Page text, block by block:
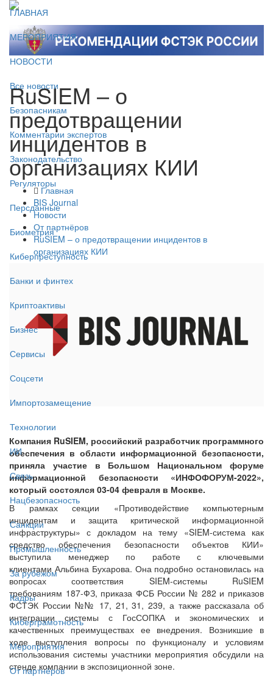
ГЛАВНАЯ
МЕРОПРИЯТИЯ
НОВОСТИ
Все новости
Безопасникам
Комментарии экспертов
Законодательство
Регуляторы
Персданные
Биометрия
Киберпреступность
Банки и финтех
Криптоактивы
Бизнес
Сервисы
Соцсети
Импортозамещение
Технологии
ИИ
Связь
Нацбезопасность
Санкции
Промышленность
За рубежом
Кадры
Киберграмотность
Мероприятия
От партнёров
RuSIEM – о
предотвращении
инцидентов в
организациях КИИ
Главная
BIS Journal
Новости
От партнёров
RuSIEM – о предотвращении инцидентов в
организациях КИИ
Компания RuSIEM, российский разработчик программного
обеспечения в области информационной безопасности,
приняла участие в Большом Национальном форуме
информационной безопасности «ИНФОФОРУМ-2022»,
который состоялся 03-04 февраля в Москве.
В рамках секции «Противодействие компьютерным
инцидентам и защита критической информационной
инфраструктуры» с докладом на тему «SIEM-система как
средство обеспечения безопасности объектов КИИ»
выступила менеджер по работе с ключевыми
клиентами Альбина Бухарова. Она подробно остановилась на
вопросах соответствия SIEM-системы RuSIEM
требованиям 187-ФЗ, приказа ФСБ России № 282 и приказов
ФСТЭК России №№ 17, 21, 31, 239, а также рассказала об
интеграции системы с ГосСОПКА и экономических и
качественных преимуществах ее внедрения. Возникшие в
ходе выступления вопросы по функционалу и условиям
использования системы участники мероприятия обсудили на
стенде компании в экспозиционной зоне.